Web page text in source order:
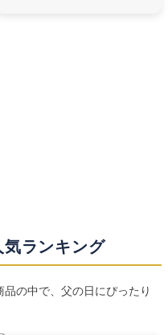
ランキング
の中で、父の日にぴったり